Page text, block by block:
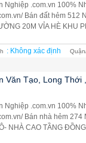
Nghiệp .com.vn 100%
Bán đất hẻm 512
20M VỈA HÈ KHU
: Không xác định
Văn Tạo, Long Thới
Nghiệp .com.vn 100%
Bán nhà hẻm
NHÀ CAO TẦNG